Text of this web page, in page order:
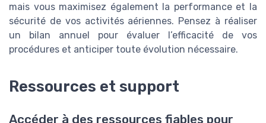
mais vous maximisez également la performance et la
sécurité de vos activités aériennes. Pensez à réaliser
un bilan annuel pour évaluer l’efficacité de vos
procédures et anticiper toute évolution nécessaire.
Ressources et support
Accéder à des ressources fiables pour